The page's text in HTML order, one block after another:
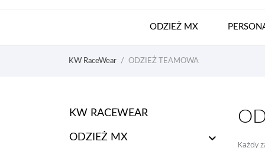
ODZIEŻ MX
KW RaceWear ODZIEŻ TEAMOWA
KW RACEWEAR
ODZIEŻ MX 
Każdy